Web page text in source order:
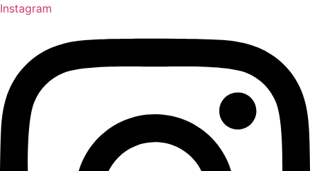
Instagram